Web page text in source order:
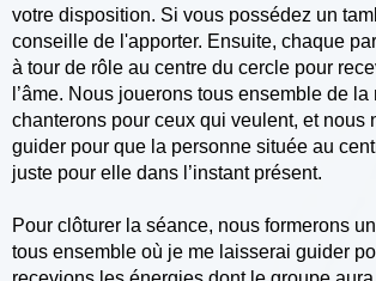
votre disposition. Si vous possédez un
conseille de l'apporter. Ensuite, chaque
à tour de rôle au centre du cercle pour
l’âme. Nous jouerons tous ensemble de
chanterons pour ceux qui veulent, et nous
guider pour que la personne située au
juste pour elle dans l’instant présent.
Pour clôturer la séance, nous formerons
tous ensemble où je me laisserai guider